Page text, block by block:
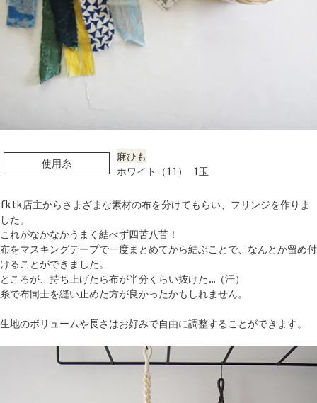
使用糸
麻ひも
ホワイト（11） 1玉
fktk店主からさまざまな素材の布を分けてもらい、フリンジを作りま
した。
これがなかなかうまく結べず四苦八苦！
布をマスキングテープで一度まとめてから結ぶことで、なんとか留め付
けることができました。
ところが、持ち上げたら布が半分くらい抜けた…（汗）
糸で布同士を縫い止めた方が良かったかもしれません。
生地のボリュームや長さはお好みで自由に調整することができます。